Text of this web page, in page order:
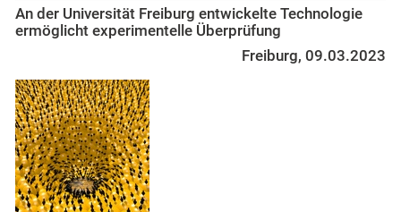
An der Universität Freiburg entwickelte Technologie
ermöglicht experimentelle Überprüfung
Freiburg, 09.03.2023